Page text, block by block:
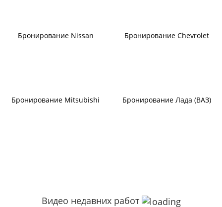
Бронирование Nissan Бронирование Chevrolet
Бронирование Mitsubishi Бронирование Лада (ВАЗ)
Видео недавних работ